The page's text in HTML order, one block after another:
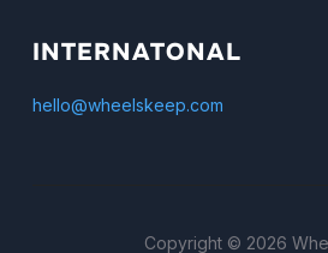
INTERNATONAL
hello@wheelskeep.com
Copyright © 2026